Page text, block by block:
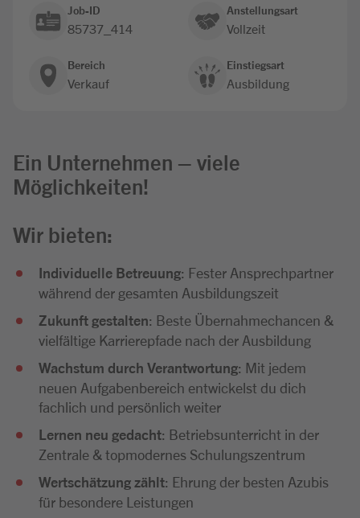
Job-ID
85737_414
Anstellungsart
Vollzeit
Bereich
Verkauf
Einstiegsart
Ausbildung
Ein Unternehmen – viele
Möglichkeiten!
Wir bieten:
Individuelle Betreuung: Fester Ansprechpartner
während der gesamten Ausbildungszeit
Zukunft gestalten: Beste Übernahmechancen &
vielfältige Karrierepfade nach der Ausbildung
Wachstum durch Verantwortung: Mit jedem
neuen Aufgabenbereich entwickelst du dich
fachlich und persönlich weiter
Lernen neu gedacht: Betriebsunterricht in der
Zentrale & topmodernes Schulungszentrum
Wertschätzung zählt: Ehrung der besten Azubis
für besondere Leistungen